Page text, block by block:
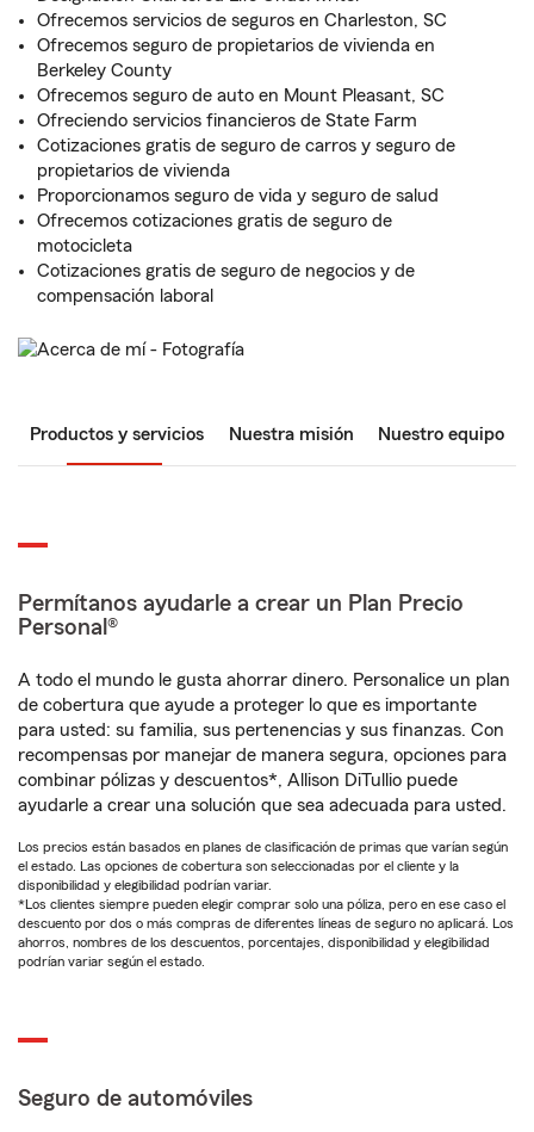
Ofrecemos servicios de seguros en Charleston, SC
Ofrecemos seguro de propietarios de vivienda en
Berkeley County
Ofrecemos seguro de auto en Mount Pleasant, SC
Ofreciendo servicios financieros de State Farm
Cotizaciones gratis de seguro de carros y seguro de
propietarios de vivienda
Proporcionamos seguro de vida y seguro de salud
Ofrecemos cotizaciones gratis de seguro de
motocicleta
Cotizaciones gratis de seguro de negocios y de
compensación laboral
Productos y servicios Nuestra misión Nuestro equipo
Permítanos ayudarle a crear un Plan Precio
Personal®
A todo el mundo le gusta ahorrar dinero. Personalice un plan
de cobertura que ayude a proteger lo que es importante
para usted: su familia, sus pertenencias y sus finanzas. Con
recompensas por manejar de manera segura, opciones para
combinar pólizas y descuentos*, Allison DiTullio puede
ayudarle a crear una solución que sea adecuada para usted.
Los precios están basados en planes de clasificación de primas que varían según
el estado. Las opciones de cobertura son seleccionadas por el cliente y la
disponibilidad y elegibilidad podrían variar.
*Los clientes siempre pueden elegir comprar solo una póliza, pero en ese caso el
descuento por dos o más compras de diferentes líneas de seguro no aplicará. Los
ahorros, nombres de los descuentos, porcentajes, disponibilidad y elegibilidad
podrían variar según el estado.
Seguro de automóviles